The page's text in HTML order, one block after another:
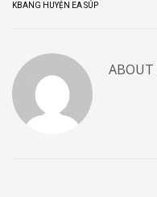
KBANG HUYỆN EA SÚP
ABOUT